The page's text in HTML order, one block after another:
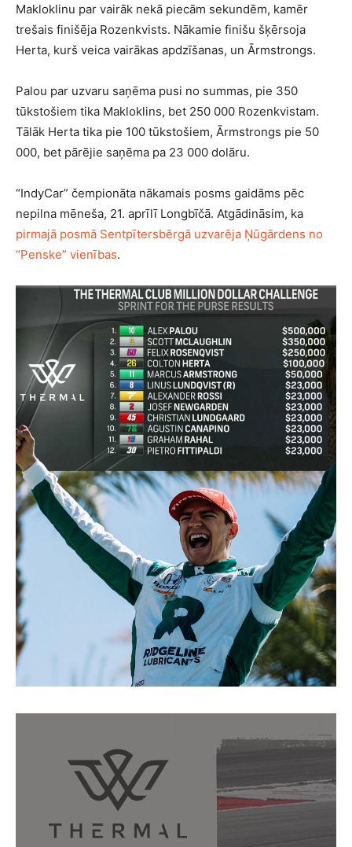
Makloklinu par vairāk nekā piecām sekundēm, kamēr
trešais finišēja Rozenkvists. Nākamie finišu šķērsoja
Herta, kurš veica vairākas apdzīšanas, un Ārmstrongs.
Palou par uzvaru saņēma pusi no summas, pie 350
tūkstošiem tika Makloklins, bet 250 000 Rozenkvistam.
Tālāk Herta tika pie 100 tūkstošiem, Ārmstrongs pie 50
000, bet pārējie saņēma pa 23 000 dolāru.
“IndyCar” čempionāta nākamais posms gaidāms pēc
nepilna mēneša, 21. aprīlī Longbīčā. Atgādināsim, ka
pirmajā posmā Sentpītersbērgā uzvarēja Ņūgārdens no
“Penske” vienības.